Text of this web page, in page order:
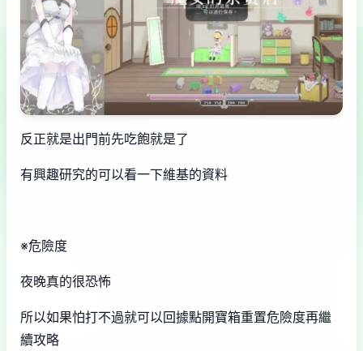
反正就是出門前先吃飽就是了
有興趣研究的可以看一下維基的資料
※危險度
夜晚真的很恐怖
所以如果怕打不過就可以回據點開寶箱重置危險度再繼
續攻略